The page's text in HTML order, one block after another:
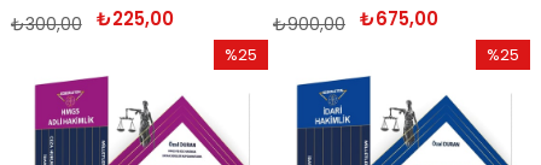
₺225,00
₺300,00
₺675,00
₺900,00
%25
%25